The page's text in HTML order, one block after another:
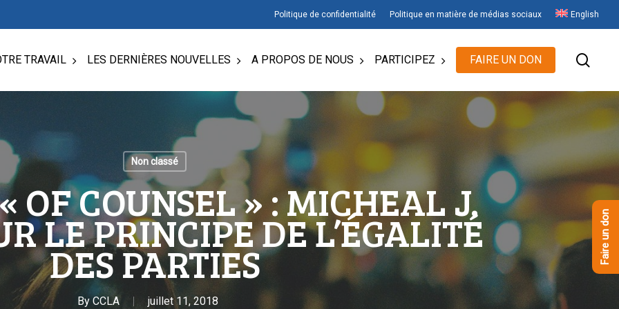
Politique de confidentialité Politique en matière de médias sociaux English
TRAVAIL LES DERNIÈRES NOUVELLES A PROPOS DE NOUS PARTICIPEZ FAIRE UN DON
Non classé
OF COUNSEL » : MICHEAL J.
LE PRINCIPE DE L’ÉGALITÉ
DES PARTIES
By CCLA juillet 11, 2018
Faire un don